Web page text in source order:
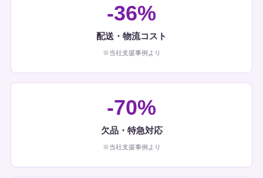
-36%
配送・物流コスト
※当社支援事例より
-70%
欠品・特急対応
※当社支援事例より